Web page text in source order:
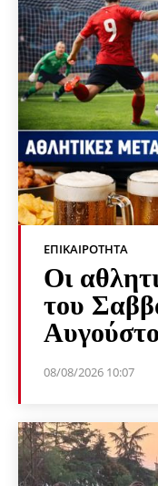
ΕΠΙΚΑΙΡΌΤΗΤΑ
Οι
του
08/08/2026 10:07